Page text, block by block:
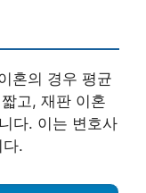
혼의 경우 평균
고, 재판 이혼
다. 이는 변호사
.